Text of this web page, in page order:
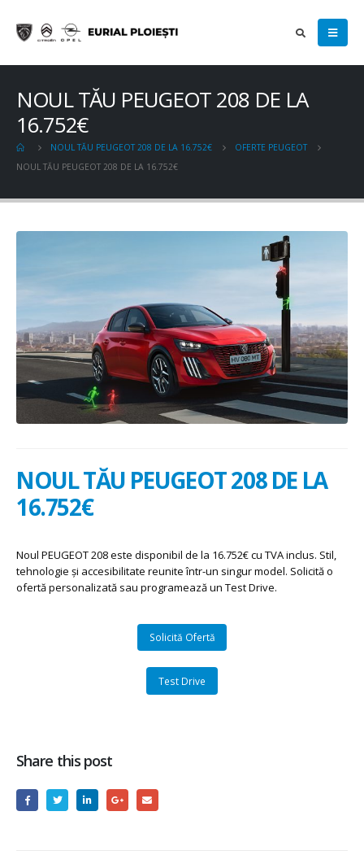
NOUL TĂU PEUGEOT 208 DE LA
16.752€
NOUL TĂU PEUGEOT 208 DE LA 16.752€
OFERTE PEUGEOT
NOUL TĂU PEUGEOT 208 DE LA 16.752€
NOUL TĂU PEUGEOT 208 DE LA
16.752€
Noul PEUGEOT 208 este disponibil de la 16.752€ cu TVA inclus. Stil,
tehnologie și accesibilitate reunite într-un singur model. Solicită o
ofertă personalizată sau programează un Test Drive.
Solicită Ofertă
Test Drive
Share this post